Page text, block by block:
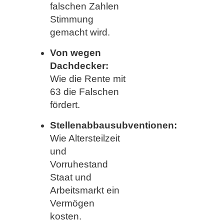
falschen Zahlen
Stimmung
gemacht wird.
Von wegen
Dachdecker:
Wie die Rente mit
63 die Falschen
fördert.
Stellenabbausubventionen:
Wie Altersteilzeit
und
Vorruhestand
Staat und
Arbeitsmarkt ein
Vermögen
kosten.